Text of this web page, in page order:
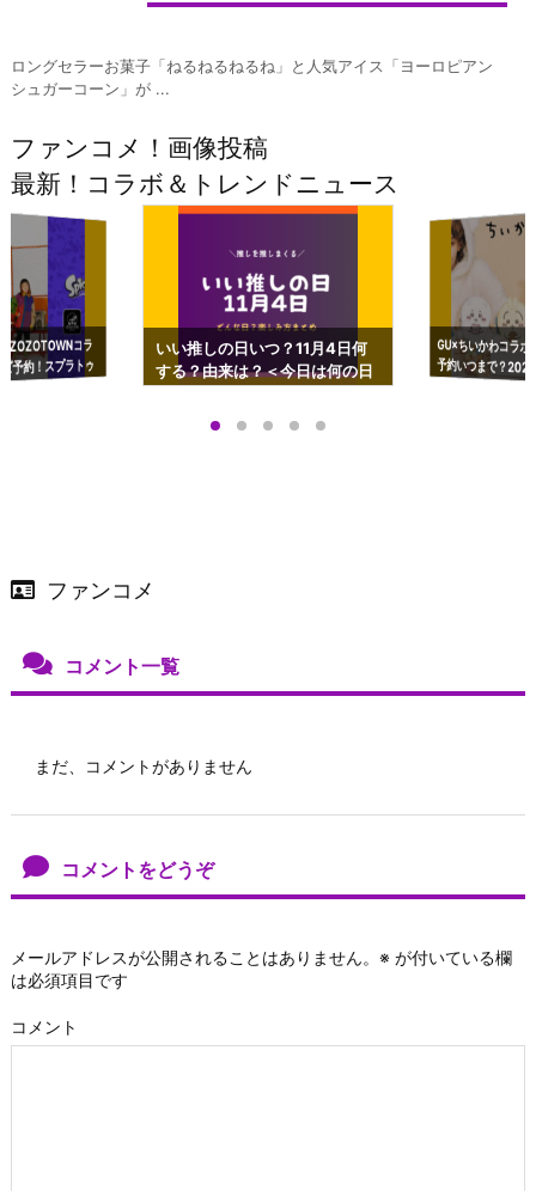
ロングセラーお菓子「ねるねるねるね」と人気アイス「ヨーロピアン
シュガーコーン」が ...
ファンコメ！画像投稿
最新！コラボ＆トレンドニュース
コラ
予約！スプラトゥ
ップも渋谷Hz
いい推しの日いつ？11月4日何
する？由来は？＜今日は何の日
GU×ちいかわコラ
予約いつまで？
ーチやショルダー
ファンコメ
コメント一覧
まだ、コメントがありません
コメントをどうぞ
メールアドレスが公開されることはありません。 ※ が付いている欄
は必須項目です
コメント